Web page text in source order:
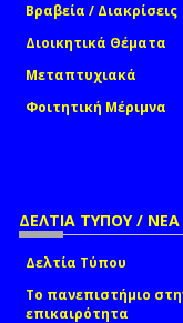
Βραβεία / Διακρίσεις
Διοικητικά Θέματα
Μεταπτυχιακά
Φοιτητική Μέριμνα
ΔΕΛΤΙΑ ΤΥΠΟΥ / ΝΕΑ
Δελτία Τύπου
Το πανεπιστήμιο
επικαιρότητα